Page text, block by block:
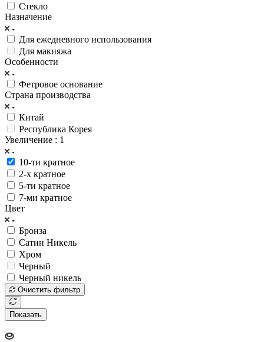
Стекло
Назначение
Для ежедневного использования
Для макияжа
Особенности
Фетровое основание
Страна производства
Китай
Республика Корея
Увеличение : 1
10-ти кратное
2-х кратное
5-ти кратное
7-ми кратное
Цвет
Бронза
Сатин Никель
Хром
Черный
Черный никель
Очистить фильтр
Показать